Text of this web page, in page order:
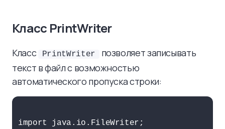
Класс PrintWriter
Класс PrintWriter
позволяет записывать
текст в файл с возможностью
автоматического пропуска строки:
import java.io.FileWriter;